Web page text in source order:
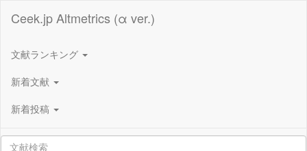
Ceek.jp Altmetrics (α ver.)
文献ランキング
新着文献
新着投稿